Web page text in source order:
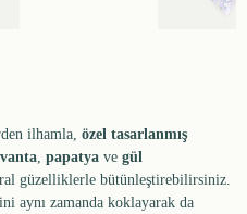
ilhamla, özel tasarlanmış
, papatya ve gül
güzelliklerle bütünleştirebilirsiniz.
aynı zamanda koklayarak da